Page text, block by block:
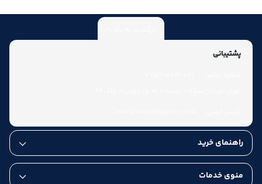
پشتیبانی
راهنمای خرید
منوی خدمات